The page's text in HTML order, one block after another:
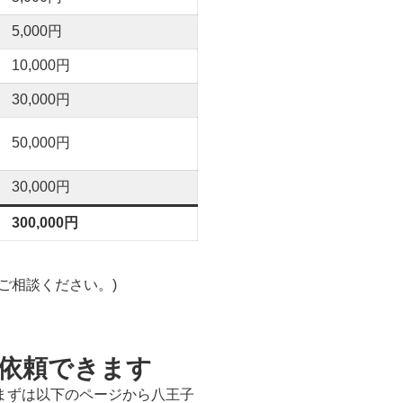
5,000円
10,000円
30,000円
50,000円
30,000円
300,000円
相談ください。)
頼できます
は以下のページから八王子